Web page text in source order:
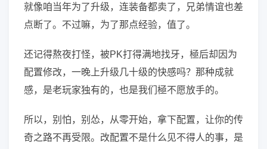
就像咱当年为了升级，连装备都卖了，兄弟情谊也差
点断了。不过嘛，为了那点经验，值了。
还记得熬夜打怪，被PK打得满地找牙，極后却因为
配置修改，一晚上升级几十级的快感吗？那种成就
感，是老玩家独有的，也是我们極不愿放手的。
所以，别怕，别怂，从零开始，拿下配置，让你的传
奇之路不再受限。改配置不是什么见不得人的事，是